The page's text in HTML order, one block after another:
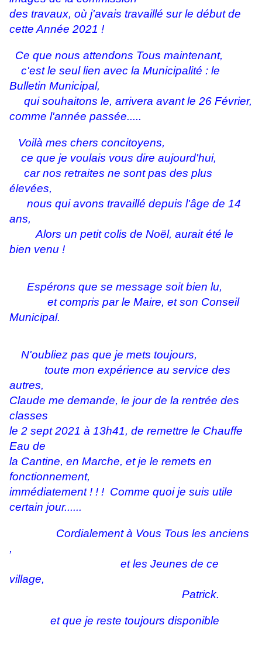
des travaux, où j'avais travaillé sur le début de
cette Année 2021 !
Ce que nous attendons Tous maintenant,
c'est le seul lien avec la Municipalité : le
Bulletin Municipal,
qui souhaitons le, arrivera avant le 26 Février,
comme l'année passée.....
Voilà mes chers concitoyens,
ce que je voulais vous dire aujourd'hui,
car nos retraites ne sont pas des plus
élevées,
nous qui avons travaillé depuis l'âge de 14
ans,
Alors un petit colis de Noël, aurait été le
bien venu !
Espérons que se message soit bien lu,
et compris par le Maire, et son Conseil
Municipal.
N'oubliez pas que je mets toujours,
toute mon expérience au service des
autres,
Claude me demande, le jour de la rentrée des
classes
le 2 sept 2021 à 13h41, de remettre le Chauffe
Eau de
la Cantine, en Marche, et je le remets en
fonctionnement,
immédiatement ! ! ! Comme quoi je suis utile
certain jour......
Cordialement à Vous Tous les anciens
,
et les Jeunes de ce
village,
Patrick.
et que je reste toujours disponible